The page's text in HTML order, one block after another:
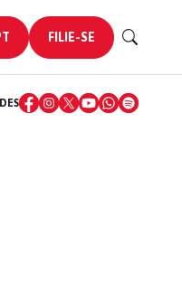
FILIE-SE